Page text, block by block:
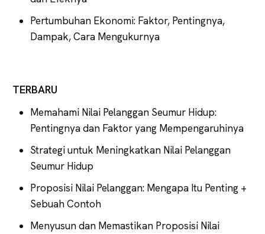
Pertumbuhan Ekonomi: Faktor, Pentingnya,
Dampak, Cara Mengukurnya
TERBARU
Memahami Nilai Pelanggan Seumur Hidup:
Pentingnya dan Faktor yang Mempengaruhinya
Strategi untuk Meningkatkan Nilai Pelanggan
Seumur Hidup
Proposisi Nilai Pelanggan: Mengapa Itu Penting +
Sebuah Contoh
Menyusun dan Memastikan Proposisi Nilai